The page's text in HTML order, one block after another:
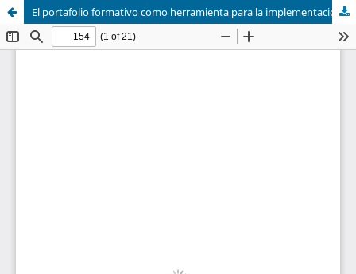
El portafolio formativo como herramienta para la implementación del aprendizaje adaptativo en la Educación Superior